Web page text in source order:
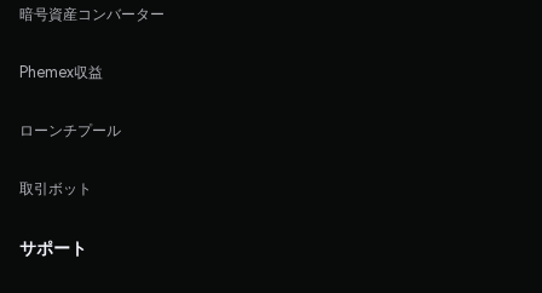
暗号資産コンバーター
Phemex収益
ローンチプール
取引ボット
サポート